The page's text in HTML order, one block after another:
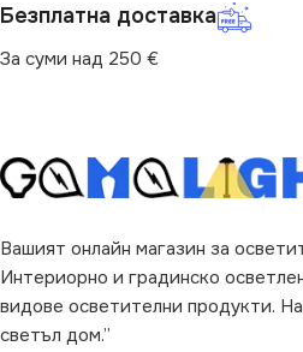
Безплатна доставка
За суми над 250 €
Вашият онлайн магазин за
Интериорно и градинско
видове осветителни продукти.
светъл дом.”